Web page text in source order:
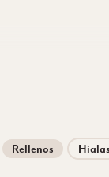
Rellenos